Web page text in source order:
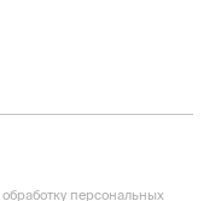
обработку персональных